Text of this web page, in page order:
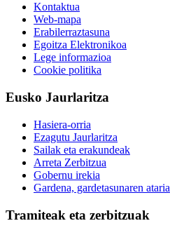
Kontaktua
Web-mapa
Erabilerraztasuna
Egoitza Elektronikoa
Lege informazioa
Cookie politika
Eusko Jaurlaritza
Hasiera-orria
Ezagutu Jaurlaritza
Sailak eta erakundeak
Arreta Zerbitzua
Gobernu irekia
Gardena, gardetasunaren ataria
Tramiteak eta zerbitzuak